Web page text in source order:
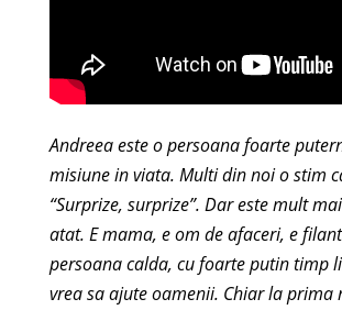
Andreea este o persoana foarte
misiune in viata. Multi din noi o stim
“Surprize, surprize”. Dar este mult
atat. E mama, e om de afaceri, e
persoana calda, cu foarte putin timp
vrea sa ajute oamenii. Chiar la prima